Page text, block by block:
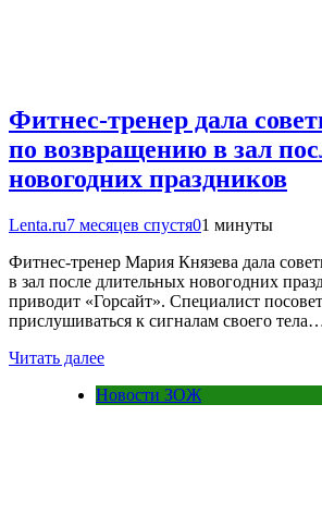
Фитнес-тренер дала
по возвращению в зал
новогодних праздников
Lenta.ru7 месяцев спустя01 минуты
Фитнес-тренер Мария Князева дала
в зал после длительных новогодних
приводит «Горсайт». Специалист
прислушиваться к сигналам своего
Читать далее
Новости ЗОЖ